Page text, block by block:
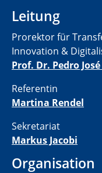
Leitung
Prorektor für
Innovation &
Prof. Dr. Pedro
Referentin
Martina Rendel
Sekretariat
Markus Jacobi
Organisation